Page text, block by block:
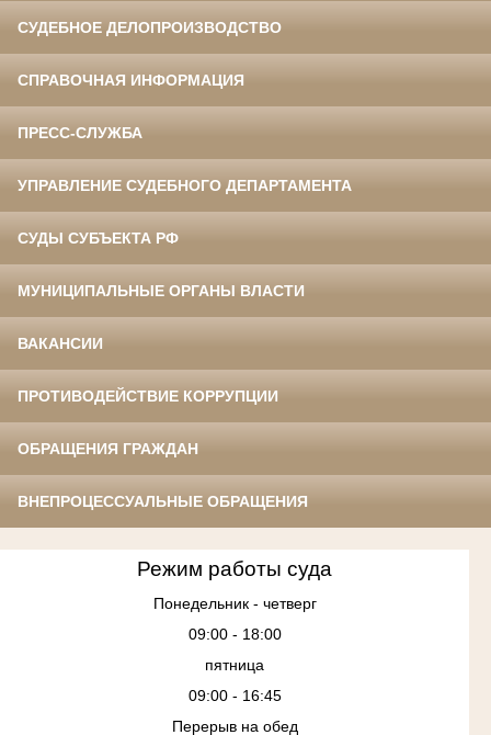
СУДЕБНОЕ ДЕЛОПРОИЗВОДСТВО
СПРАВОЧНАЯ ИНФОРМАЦИЯ
ПРЕСС-СЛУЖБА
УПРАВЛЕНИЕ СУДЕБНОГО ДЕПАРТАМЕНТА
СУДЫ СУБЪЕКТА РФ
МУНИЦИПАЛЬНЫЕ ОРГАНЫ ВЛАСТИ
ВАКАНСИИ
ПРОТИВОДЕЙСТВИЕ КОРРУПЦИИ
ОБРАЩЕНИЯ ГРАЖДАН
ВНЕПРОЦЕССУАЛЬНЫЕ ОБРАЩЕНИЯ
Режим работы суда
Понедельник - четверг
09:00 - 18:00
пятница
09:00 - 16:45
Перерыв на обед